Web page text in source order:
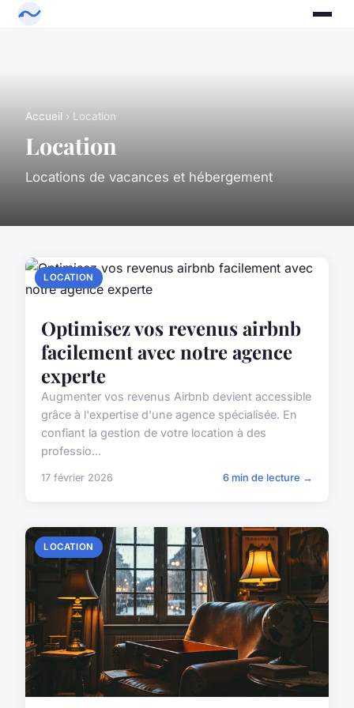
Accueil › Location
Location
Locations de vacances et hébergement
LOCATION
Optimisez vos revenus airbnb
facilement avec notre agence
experte
Augmenter vos revenus Airbnb devient accessible
grâce à l'expertise d'une agence spécialisée. En
confiant la gestion de votre location à des
professio...
17 février 2026 6 min de lecture →
LOCATION